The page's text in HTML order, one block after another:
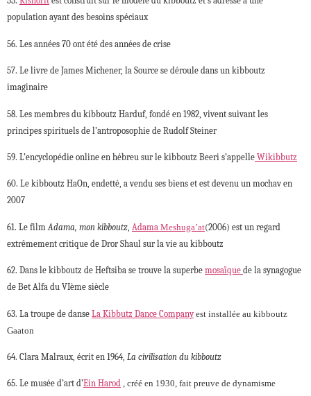
population ayant des besoins spéciaux
56. Les années 70 ont été des années de crise
57. Le livre de James Michener, la Source se déroule dans un kibboutz
imaginaire
58. Les membres du kibboutz Harduf, fondé en 1982, vivent suivant les
principes spirituels de l’antroposophie de Rudolf Steiner
59. L’encyclopédie online en hébreu sur le kibboutz Beeri s’appelle Wikibbutz
60. Le kibboutz HaOn, endetté, a vendu ses biens et est devenu un mochav en
2007
61. Le film Adama, mon kibboutz Adama Meshuga’at(2006) est un regard
extrêmement critique de Dror Shaul sur la vie au kibboutz
62. Dans le kibboutz de Heftsiba se trouve la superbe mosaïque de la synagogue
de Bet Alfa du VIème siècle
63. La troupe de danse La Kibbutz Dance Companyest installée au kibboutz
Gaaton
64. Clara Malraux, écrit en 1964, La civilisation du kibboutz
65. Le musée d’art d’Ein Harod , créé en 1930, fait preuve de dynamisme